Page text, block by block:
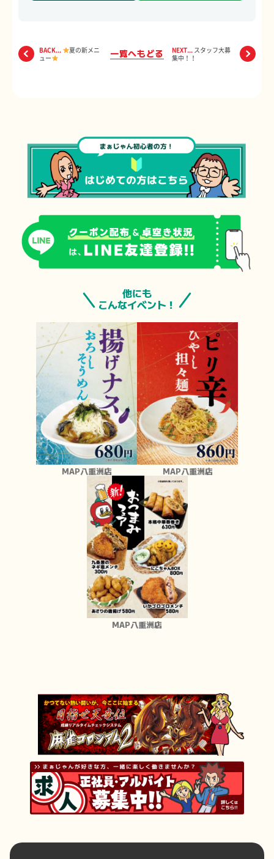
BACK...
夏の新メニ
ュー
一覧へもどる NEXT... スタッフ大募
集中！！
他にも
こんなイベント！
MAP八重洲店 MAP八重洲店
MAP八重洲店